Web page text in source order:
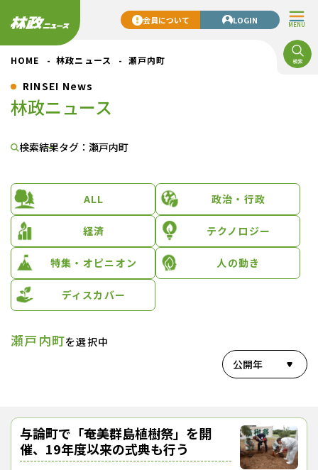
MENU
会員について LOGIN
HOME 林政ニュース 瀬戸内町
RINSEI News
林政ニュース
検索結果タグ：瀬戸内町
ALL 政治・行政
経済 テクノロジー
特集・オピニオン 人の動き
ディスカバー
瀬戸内町を選択中
公開年
与論町で「奄美群島植樹祭」を開
催、19年度以来の式典も行う